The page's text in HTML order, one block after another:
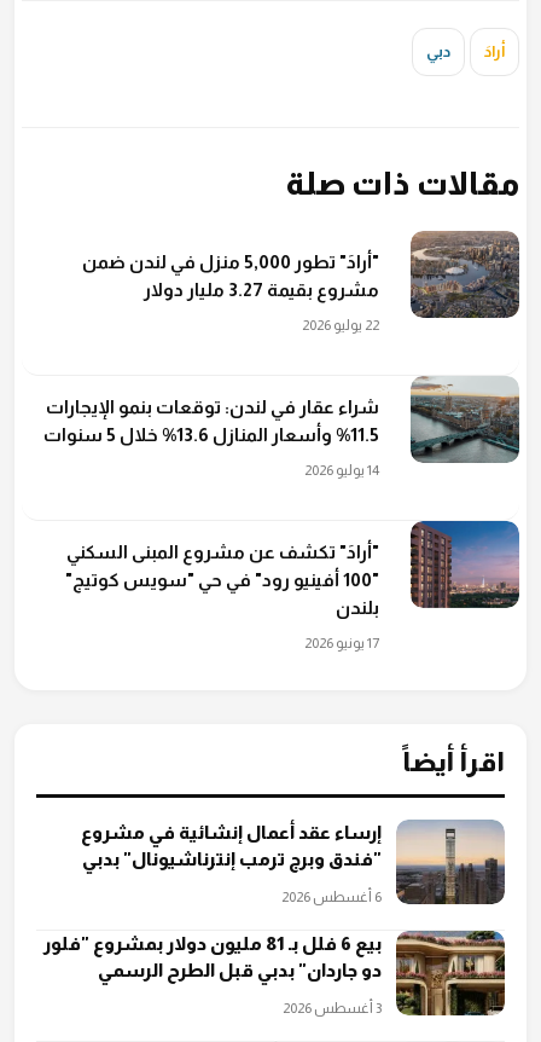
أرادَ دبي
مقالات ذات صلة
"أرادَ" تطور 5,000 منزل في لندن ضمن
مشروع بقيمة 3.27 مليار دولار
22 يوليو 2026
شراء عقار في لندن: توقعات بنمو الإيجارات
11.5% وأسعار المنازل 13.6% خلال 5 سنوات
14 يوليو 2026
"أرادَ" تكشف عن مشروع المبنى السكني
"100 أفينيو رود" في حي "سويس كوتيج"
بلندن
17 يونيو 2026
اقرأ أيضاً
إرساء عقد أعمال إنشائية في مشروع
"فندق وبرج ترمب إنترناشيونال" بدبي
6 أغسطس 2026
بيع 6 فلل بـ 81 مليون دولار بمشروع "فلور
دو جاردان" بدبي قبل الطرح الرسمي
3 أغسطس 2026